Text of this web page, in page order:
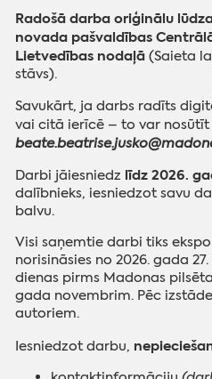
Radošā darba oriģinālu
novada pašvaldības
Lietvedības nodaļā (Saieta
stāvs).
Savukārt, ja darbs radīts
vai citā ierīcē – to var
Darbi jāiesniedz līdz 2026.
dalībnieks, iesniedzot savu
balvu.
Visi saņemtie darbi tiks
norisināsies no 2026. gada
dienas pirms Madonas
gada novembrim. Pēc
autoriem.
Iesniedzot darbu,